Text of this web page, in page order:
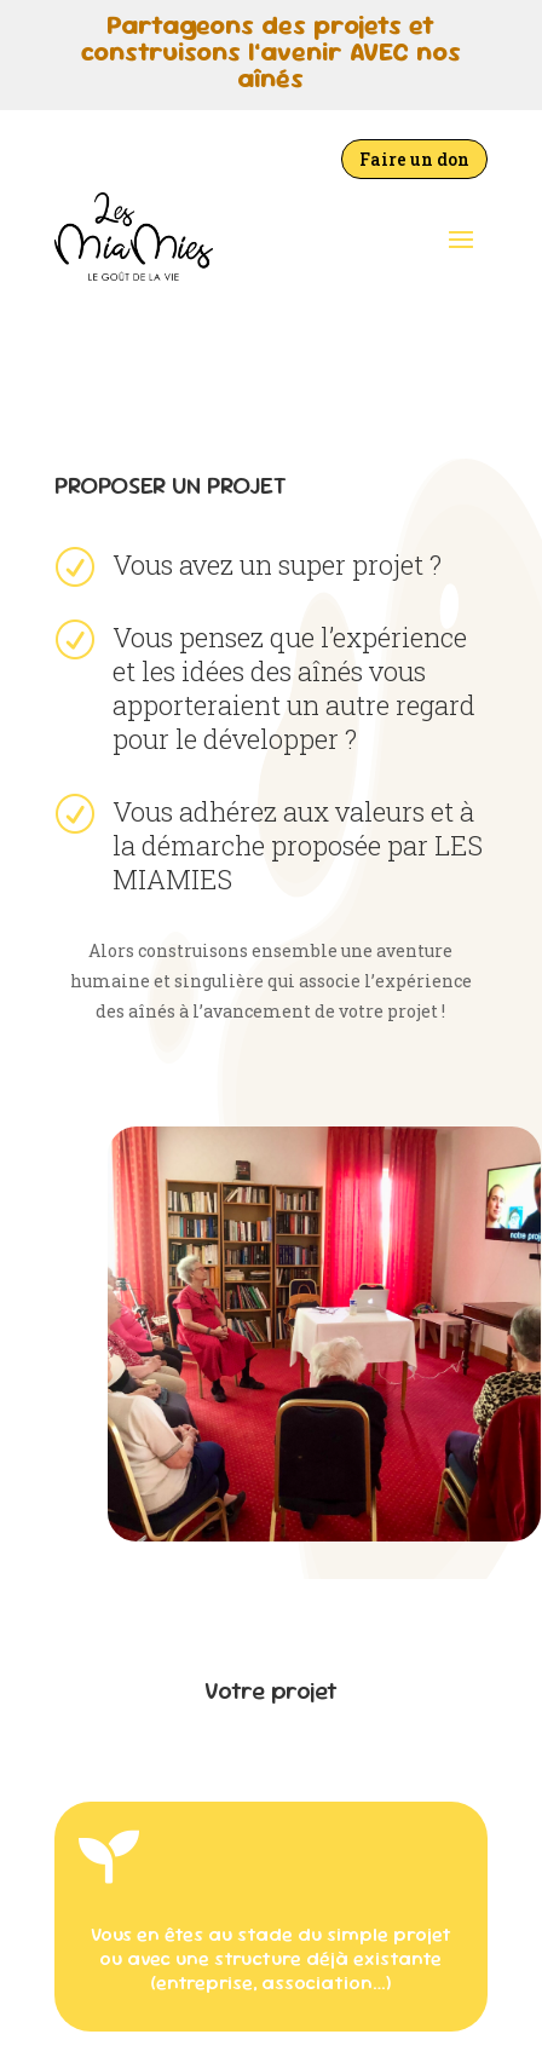
Partageons des projets et
construisons l’avenir AVEC nos
aînés
Faire un don
PROPOSER UN PROJET
R Vous avez un super projet ?
R Vous pensez que l’expérience
et les idées des aînés vous
apporteraient un autre regard
pour le développer ?
R Vous adhérez aux valeurs et à
la démarche proposée par LES
MIAMIES
Alors construisons ensemble une aventure
humaine et singulière qui associe l’expérience
des aînés à l’avancement de votre projet !
Votre projet

Vous en êtes au stade du simple projet
ou avec une structure déjà existante
(entreprise, association…)